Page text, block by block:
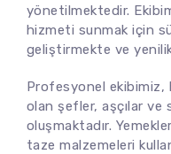
yönetilmektedir.
hizmeti sunmak için
geliştirmekte ve
Profesyonel ekibimiz,
olan şefler, aşçılar ve
oluşmaktadır.
taze malzemeleri